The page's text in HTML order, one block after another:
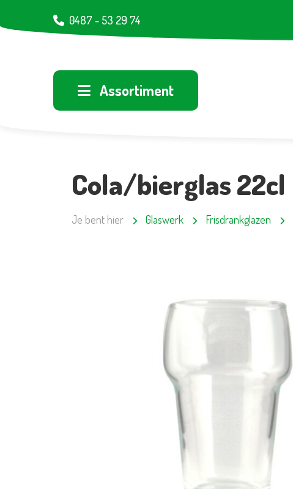
0487 - 53 29 74
Assortiment
Cola/bierglas 22cl
Je bent hier Glaswerk Frisdrankglazen